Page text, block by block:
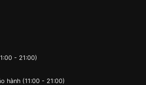
- 21:00)
hành (11:00 - 21:00)